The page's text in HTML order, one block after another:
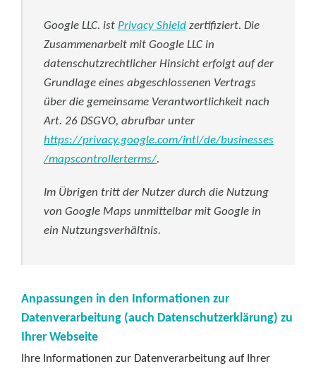
Google LLC. ist Privacy Shield zertifiziert. Die
Zusammenarbeit mit Google LLC in
datenschutzrechtlicher Hinsicht erfolgt auf der
Grundlage eines abgeschlossenen Vertrags
über die gemeinsame Verantwortlichkeit nach
Art. 26 DSGVO, abrufbar unter
https://privacy.google.com/intl/de/businesses
/mapscontrollerterms/.
Im Übrigen tritt der Nutzer durch die Nutzung
von Google Maps unmittelbar mit Google in
ein Nutzungsverhältnis.
Anpassungen in den Informationen zur
Datenverarbeitung (auch Datenschutzerklärung) zu
Ihrer Webseite
Ihre Informationen zur Datenverarbeitung auf Ihrer